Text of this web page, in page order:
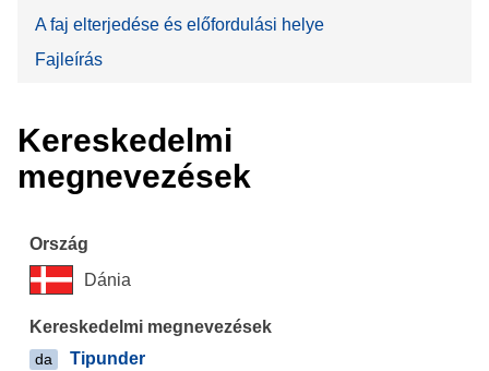
A faj elterjedése és előfordulási helye
Fajleírás
Kereskedelmi
megnevezések
Dánia
da Tipunder